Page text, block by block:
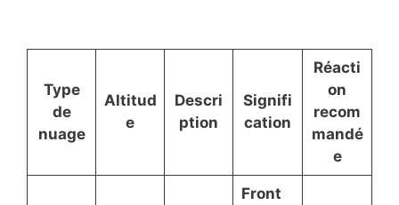
Type
de
nuage
Altitud
e
Descri
ption
Signifi
cation
Réacti
on
recom
mandé
e
Front